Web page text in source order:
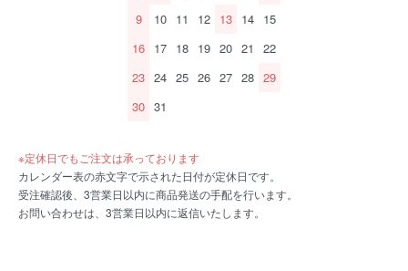
9
10 11 12 13 14 15
16 17 18 19 20 21
22
23 24 25 26 27 28 29
30 31
※定休日でもご注文は承っております
カレンダー表の赤文字で示された日付が定休日です。
受注確認後、3営業日以内に商品発送の手配を行います。
お問い合わせは、3営業日以内に返信いたします。